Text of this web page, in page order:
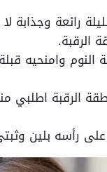
رائعة وجذابة
الرقبة.
النوم وامنحيه
الرقبة اطلبي
رأسه بلين